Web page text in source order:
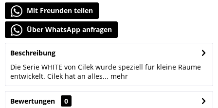
Mit Freunden teilen
Über WhatsApp anfragen
Beschreibung
Die Serie WHITE von Cilek wurde speziell für kleine Räume
entwickelt. Cilek hat an alles... mehr
Bewertungen
0